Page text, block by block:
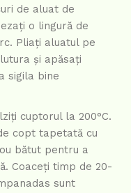
de aluat de
o lingură de
Pliați aluatul pe
și apăsați
sigila bine
cuptorul la 200°C.
copt tapetată cu
bătut pentru a
Coaceți timp de 20-
sunt